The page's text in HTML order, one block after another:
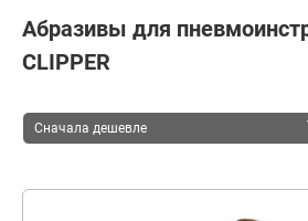
Абразивы для
CLIPPER
Сначала дешевле